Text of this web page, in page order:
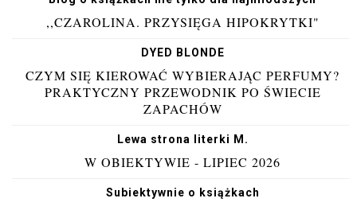
,,CZAROLINA. PRZYSIĘGA HIPOKRYTKI"
DYED BLONDE
CZYM SIĘ KIEROWAĆ WYBIERAJĄC PERFUMY?
PRAKTYCZNY PRZEWODNIK PO ŚWIECIE
ZAPACHÓW
Lewa strona literki M.
W OBIEKTYWIE - LIPIEC 2026
Subiektywnie o książkach